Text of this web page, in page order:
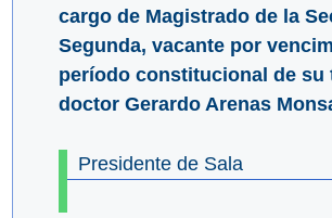
cargo de Magistrado de la
Segunda, vacante por
período constitucional de su
doctor Gerardo Arenas
Presidente de Sala